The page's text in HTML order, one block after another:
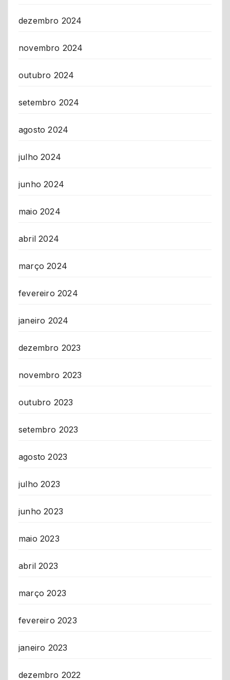
dezembro 2024
novembro 2024
outubro 2024
setembro 2024
agosto 2024
julho 2024
junho 2024
maio 2024
abril 2024
março 2024
fevereiro 2024
janeiro 2024
dezembro 2023
novembro 2023
outubro 2023
setembro 2023
agosto 2023
julho 2023
junho 2023
maio 2023
abril 2023
março 2023
fevereiro 2023
janeiro 2023
dezembro 2022